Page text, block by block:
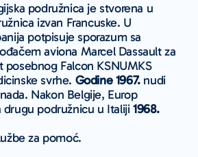
podružnica je stvorena u
izvan Francuske. U
potpisuje sporazum sa
aviona Marcel Dassault za
Falcon KSNUMKS
svrhe. Godine 1967.nudi
Nakon Belgije, Europ
drugu podružnicu u Italiji1968.
za pomoć.